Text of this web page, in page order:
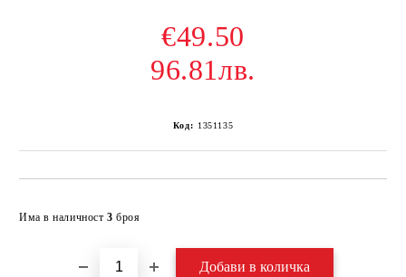
€49.50
96.81лв.
Код: 1351135
Има в наличност 3 броя